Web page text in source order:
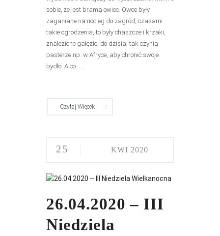
sobie, że jest bramą owiec. Owce były
zaganiane na nocleg do zagród, czasami
takie ogrodzenia, to były chaszcze i krzaki,
znalezione gałęzie, do dzisiaj tak czynią
pasterze np. w Afryce, aby chronić swoje
bydło. A co......
Czytaj Więcek
25 KWI 2020
26.04.2020 – III
Niedziela